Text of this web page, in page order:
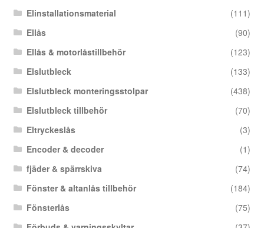
Elinstallationsmaterial
(111)
Ellås
(90)
Ellås & motorlåstillbehör
(123)
Elslutbleck
(133)
Elslutbleck monteringsstolpar
(438)
Elslutbleck tillbehör
(70)
Eltryckeslås
(3)
Encoder & decoder
(1)
fjäder & spärrskiva
(74)
Fönster & altanlås tillbehör
(184)
Fönsterlås
(75)